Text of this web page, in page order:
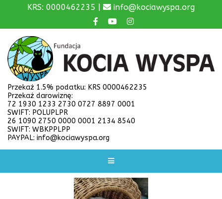
KRS: 0000462235 | info@kociawyspa.org
Przekaż 1.5% podatku: KRS 0000462235
Przekaż darowiznę:
72 1930 1233 2730 0727 8897 0001
SWIFT: POLUPLPR
26 1090 2750 0000 0001 2134 8540
SWIFT: WBKPPLPP
PAYPAL: info@kociawyspa.org